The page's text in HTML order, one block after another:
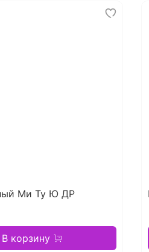
Ми Ту Ю ДР
В корзину